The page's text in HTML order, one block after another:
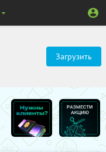
Загрузить